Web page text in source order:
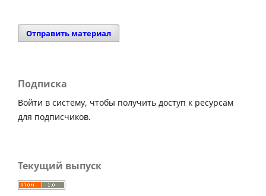
Отправить материал
Подписка
Войти в систему, чтобы получить доступ к ресурсам
для подписчиков.
Текущий выпуск